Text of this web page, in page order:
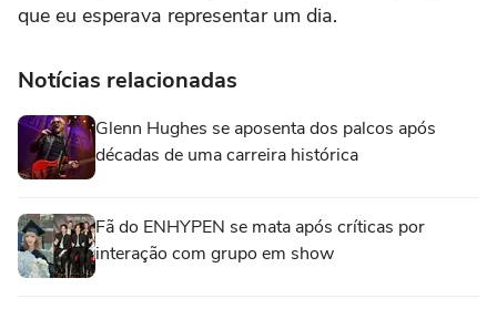
que eu esperava representar um dia.
Notícias relacionadas
Glenn Hughes se aposenta dos palcos após
décadas de uma carreira histórica
Fã do ENHYPEN se mata após críticas por
interação com grupo em show